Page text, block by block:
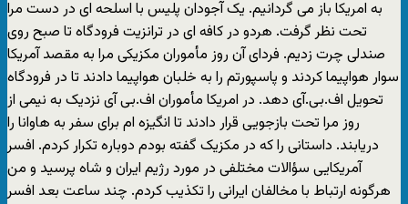
به امریکا باز می گردانیم. یک آجودان پلیس با اسلحه ای در دست مرا
تحت نظر گرفت. هردو در کافه ای در ترانزیت فرودگاه تا صبح روی
صندلی چرت زدیم. فردای آن روز مأموران مکزیکی مرا به مقصد آمریکا
سوار هواپیما کردند و پاسپورتم را به خلبان هواپیما دادند تا در فرودگاه
تحویل اف.بی.آی دهد. در امریکا مأموران اف.بی آی نزدیک به نیمی از
روز مرا تحت بازجویی قرار دادند تا انگیزه ام برای سفر به هاوانا را
دریابند. داستانی را که در مکزیک گفته بودم دوباره تکرار کردم. افسر
آمریکایی سؤالات مختلفی در مورد رژیم ایران و شاه پرسید و من
هرگونه ارتباط با مخالفان ایرانی را تکذیب کردم. چند ساعت بعد افسر